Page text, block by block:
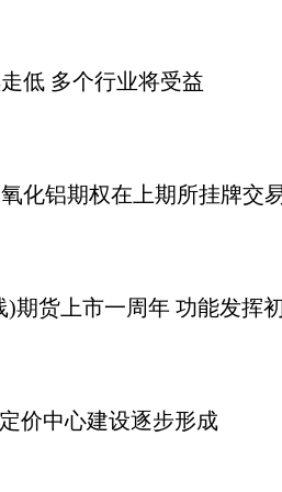
低 多个行业将受益
化铝期权在上期所挂牌交
)期货上市一周年 功能发挥
价中心建设逐步形成